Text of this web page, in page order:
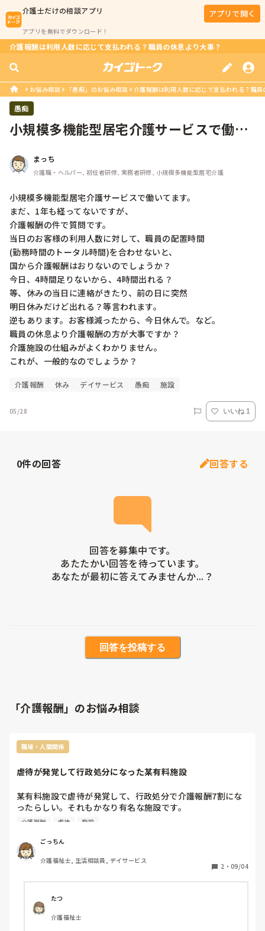
介護士だけの相談アプリ
アプリを無料でダウンロード！
アプリで開く
介護報酬は利用人数に応じて支払われる？職員の休息より大事？
お悩み相談 「愚痴」のお悩み相談 介護報酬は利用人数に応じて支払われる？職
愚痴
小規模多機能型居宅介護サービスで働い
まっち
介護職・ヘルパー, 初任者研修, 実務者研修, 小規模多機能型居宅介護
小規模多機能型居宅介護サービスで働いてます。
まだ、1年も経ってないですが、
介護報酬の件で質問です。
当日のお客様の利用人数に対して、職員の配置時間
(勤務時間のトータル時間)を合わせないと、
国から介護報酬はおりないのでしょうか？
今日、4時間足りないから、4時間出れる？
等、休みの当日に連絡がきたり、前の日に突然
明日休みだけど出れる？等言われます。
逆もあります。お客様減ったから、今日休んで。など。
職員の休息より介護報酬の方が大事ですか？
介護施設の仕組みがよくわかりません。
これが、一般的なのでしょうか？
介護報酬 休み デイサービス 愚痴 施設
05/28 いいね 1
0件の回答 回答する
回答を募集中です。
あたたかい回答を待っています。
あなたが最初に答えてみませんか...？
回答を投稿する
「介護報酬」のお悩み相談
職場・人間関係
虐待が発覚して行政処分になった某有料施設
某有料施設で虐待が発覚して、行政処分で介護報酬7割にな
ったらしい。それもかなり有名な施設です。
るでしょ。同意書がないのにベッドの４点柵したり、スピー
チロック、ドラッグロック、車椅子の利用者が自力で後ろに
下がれないように、後ろを壁にする‥‥etc
うちのGHもグレーですね。とにかく接遇が酷すぎる。
皆さんが働いてる施設でも、これはどうなの！！って思う事
があるでしょう。
介護報酬 虐待 施設
ごっちん
介護福祉士, 生活相談員, デイサービス
2 ・ 09/04
たつ
介護福祉士